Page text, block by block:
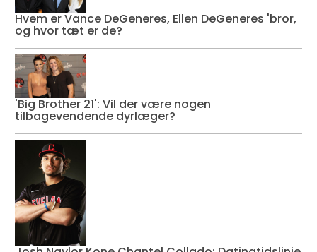
Hvem er Vance DeGeneres, Ellen DeGeneres 'bror,
og hvor tæt er de?
'Big Brother 21': Vil der være nogen
tilbagevendende dyrlæger?